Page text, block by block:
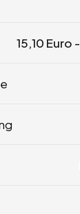
15,10 Euro -